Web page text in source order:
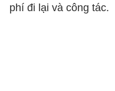
phí đi lại và công tác.